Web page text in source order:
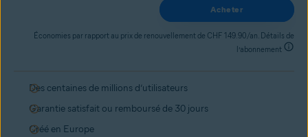
Des centaines de millions d’utilisateurs
Garantie satisfait ou remboursé de 30 jours
Créé en Europe
Acheter
Économies par rapport au prix de renouvellement de CHF 149.90/an. Détails de
l’abonnement